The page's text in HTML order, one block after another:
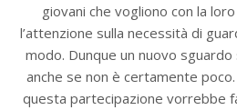
giovani che vogliono con la
l’attenzione sulla necessità di
modo. Dunque un nuovo sguardo
anche se non è certamente
questa partecipazione vorrebbe